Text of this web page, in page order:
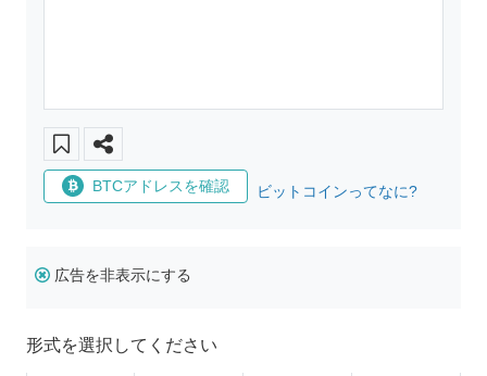
BTCアドレスを確認 ビットコインってなに?
広告を非表示にする
形式を選択してください